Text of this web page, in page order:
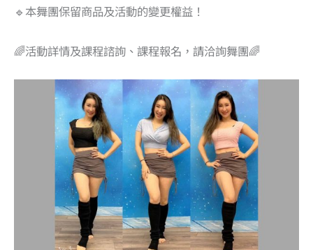
🔹本舞團保留商品及活動的變更權益！
🌈活動詳情及課程諮詢、課程報名，請洽詢舞團🌈